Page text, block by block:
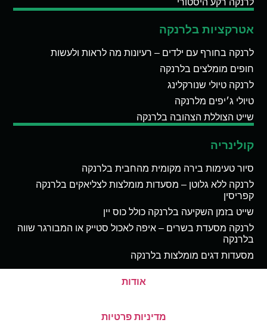
לרנקה רקע היסטורי
אטרקציות בלרנקה
לרנקה בחורף עם ילדים – רעיונות מה לראות ולעשות
חופים מומלצים בלרנקה
לרנקה טיולי שנורקלינג
טיולי ג׳יפים מלרנקה
שייט הצוללת הצהובה בלרנקה
קולינריה
סיור טעימות בירה מקומית מהחבית בלרנקה
לרנקה ללא גלוטן – מסעדות מומלצות לצליאקים בלרנקה
קפריסין
שייט בזמן השקיעה בלרנקה כולל כוס יין
לרנקה מסעדת בשרים – איפה לאכול סטייק או המבורגר שווה
בלרנקה
מסעדות דגים מומלצות בלרנקה
אודות
מדיניות פרטיות